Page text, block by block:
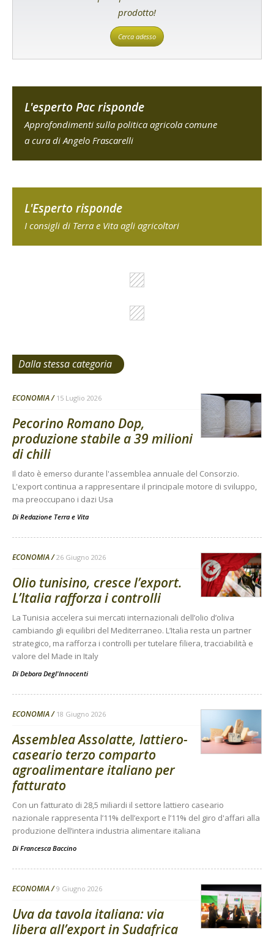
prodotto!
Cerca adesso
L'esperto Pac risponde
Approfondimenti sulla politica agricola comune
a cura di Angelo Frascarelli
L'Esperto risponde
I consigli di Terra e Vita agli agricoltori
Dalla stessa categoria
ECONOMIA 15 Luglio 2026
Pecorino Romano Dop,
produzione stabile a 39 milioni
di chili
Il dato è emerso durante l'assemblea annuale del Consorzio.
L'export continua a rappresentare il principale motore di sviluppo,
ma preoccupano i dazi Usa
Di Redazione Terra e Vita
ECONOMIA 26 Giugno 2026
Olio tunisino, cresce l’export.
L’Italia rafforza i controlli
La Tunisia accelera sui mercati internazionali dell’olio d’oliva
cambiando gli equilibri del Mediterraneo. L’Italia resta un partner
strategico, ma rafforza i controlli per tutelare filiera, tracciabilità e
valore del Made in Italy
Di Debora Degl'Innocenti
ECONOMIA 18 Giugno 2026
Assemblea Assolatte, lattiero-
caseario terzo comparto
agroalimentare italiano per
fatturato
Con un fatturato di 28,5 miliardi il settore lattiero caseario
nazionale rappresenta l’11% dell’export e l’11% del giro d'affari alla
produzione dell’intera industria alimentare italiana
Di Francesca Baccino
ECONOMIA 9 Giugno 2026
Uva da tavola italiana: via
libera all’export in Sudafrica